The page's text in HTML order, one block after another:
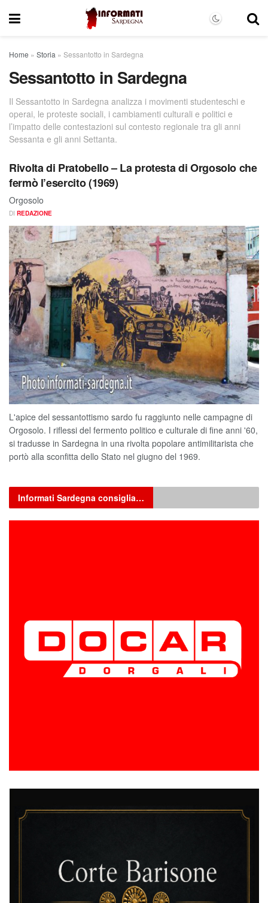
Home » Storia » Sessantotto in Sardegna
Sessantotto in Sardegna
Il Sessantotto in Sardegna analizza i movimenti studenteschi e
operai, le proteste sociali, i cambiamenti culturali e politici e
l’impatto delle contestazioni sul contesto regionale tra gli anni
Sessanta e gli anni Settanta.
Rivolta di Pratobello – La protesta di Orgosolo che
fermò l’esercito (1969)
Orgosolo
DI REDAZIONE
L'apice del sessantottismo sardo fu raggiunto nelle campagne di
Orgosolo. I riflessi del fermento politico e culturale di fine anni '60,
si tradusse in Sardegna in una rivolta popolare antimilitarista che
portò alla sconfitta dello Stato nel giugno del 1969.
Informati Sardegna consiglia…